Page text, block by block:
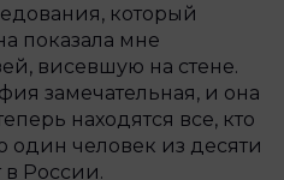
который
показала мне
висевшую на стене.
замечательная, и она
находятся все, кто
один человек из десяти
в России.